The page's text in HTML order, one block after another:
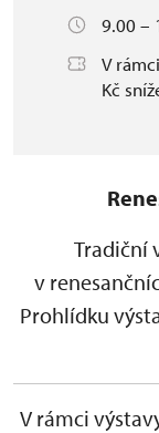
9.00 –
V
Kč
Tradiční
v
Prohlídku
V rámci